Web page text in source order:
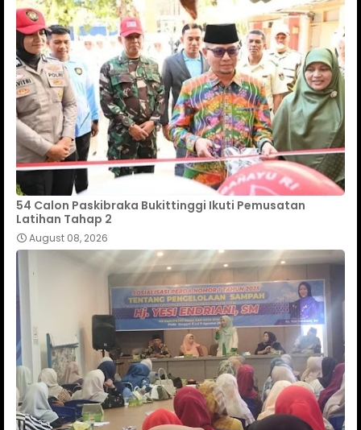
54 Calon Paskibraka Bukittinggi Ikuti Pemusatan
Latihan Tahap 2
August 08, 2026